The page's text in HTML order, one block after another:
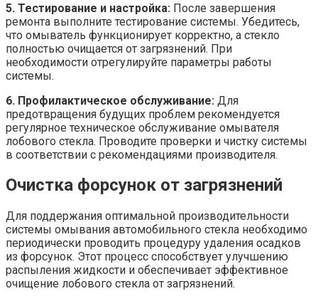
5. Тестирование и настройка: После завершения
ремонта выполните тестирование системы. Убедитесь,
что омыватель функционирует корректно, а стекло
полностью очищается от загрязнений. При
необходимости отрегулируйте параметры работы
системы.
6. Профилактическое обслуживание: Для
предотвращения будущих проблем рекомендуется
регулярное техническое обслуживание омывателя
лобового стекла. Проводите проверки и чистку системы
в соответствии с рекомендациями производителя.
Очистка форсунок от загрязнений
Для поддержания оптимальной производительности
системы омывания автомобильного стекла необходимо
периодически проводить процедуру удаления осадков
из форсунок. Этот процесс способствует улучшению
распыления жидкости и обеспечивает эффективное
очищение лобового стекла от загрязнений.